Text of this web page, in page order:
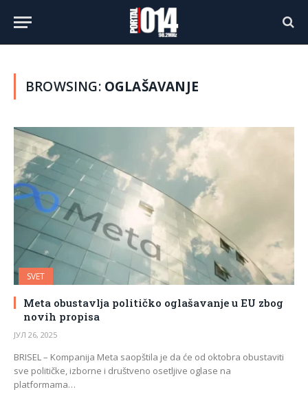
BROWSING: OGLAŠAVANJE
SVET
Meta obustavlja političko oglašavanje u EU zbog
novih propisa
ЈУЛ 26, 2025
BRISEL – Kompanija Meta saopštila je da će od oktobra obustaviti
sve političke, izborne i društveno osetljive oglase na
platformama…